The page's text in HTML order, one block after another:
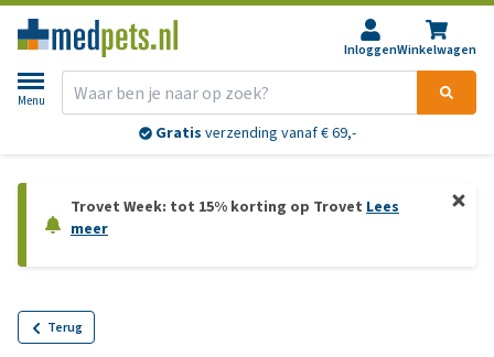
InloggenWinkelwagen
Menu
Gratis verzending vanaf € 69,-
Trovet Week: tot 15% korting op Trovet Lees
meer
Terug